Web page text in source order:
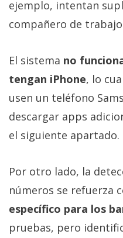
ejemplo, intentan
compañero de
El sistema no
tengan iPhone, lo
usen un teléfono
descargar apps
el siguiente apartado.
Por otro lado, la
números se refuerza
específico para los
pruebas, pero